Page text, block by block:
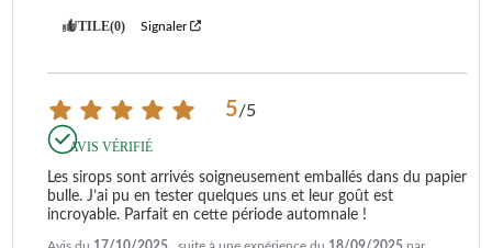
UTILE(0) Signaler
5/5
AVIS VÉRIFIÉ
Les sirops sont arrivés soigneusement emballés dans du papier
bulle. J’ai pu en tester quelques uns et leur goût est
incroyable. Parfait en cette période automnale !